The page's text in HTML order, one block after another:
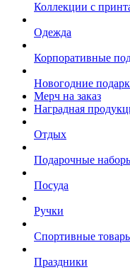
Коллекции с
Одежда
Корпоративные
Новогодние
Мерч на заказ
Наградная
Отдых
Подарочные
Посуда
Ручки
Спортивные
Праздники